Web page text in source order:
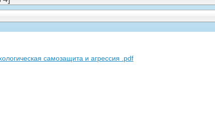
самозащита и агрессия .pdf